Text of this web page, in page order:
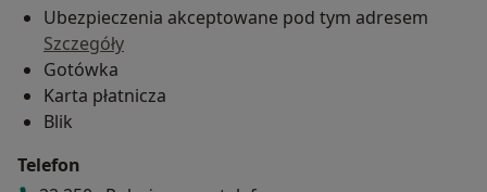
Ubezpieczenia akceptowane pod tym adresem
Szczegóły
Gotówka
Karta płatnicza
Blik
Telefon